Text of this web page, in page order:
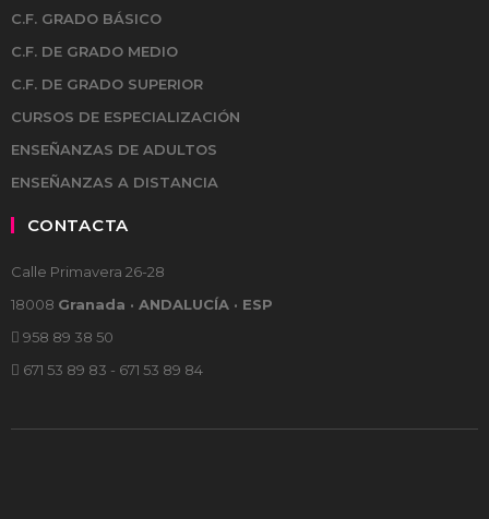
C.F. GRADO BÁSICO
C.F. DE GRADO MEDIO
C.F. DE GRADO SUPERIOR
CURSOS DE ESPECIALIZACIÓN
ENSEÑANZAS DE ADULTOS
ENSEÑANZAS A DISTANCIA
CONTACTA
Calle Primavera 26-28
18008 Granada · ANDALUCÍA · ESP
958 89 38 50
671 53 89 83 - 671 53 89 84